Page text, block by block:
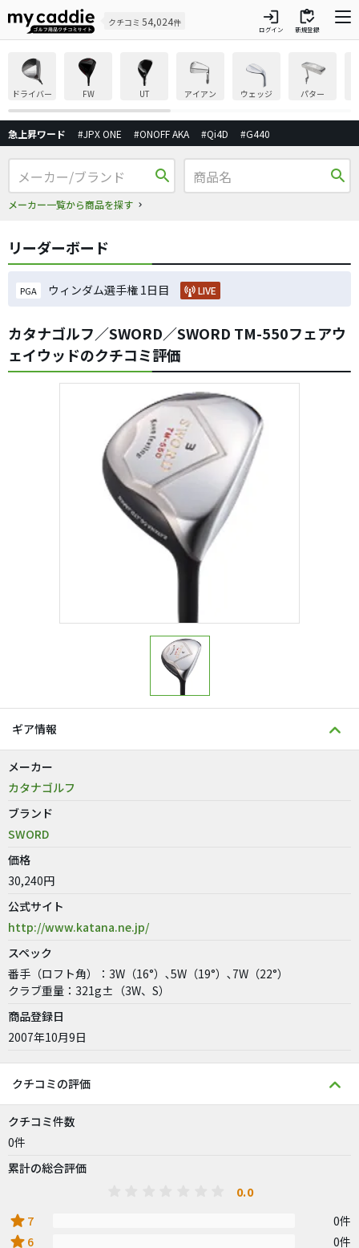
クチコミ 54,024件 login
ログイン
inventory
新規登録
ドライバー FW UT アイアン ウェッジ パター
急上昇ワード #JPX ONE #ONOFF AKA #Qi4D #G440
search
メーカー一覧から商品を探す
search
リーダーボード
PGA ウィンダム選手権 1日目 LIVE
カタナゴルフ／SWORD／SWORD TM-550フェアウ
ェイウッドのクチコミ評価
ギア情報
メーカー
カタナゴルフ
ブランド
SWORD
価格
30,240円
公式サイト
http://www.katana.ne.jp/
スペック
番手（ロフト角）：3W（16°）､5W（19°）､7W（22°）
クラブ重量：321g±（3W、S）
商品登録日
2007年10月9日
クチコミの評価
クチコミ件数
0件
累計の総合評価
0.0
star 7 0件
star 6 0件